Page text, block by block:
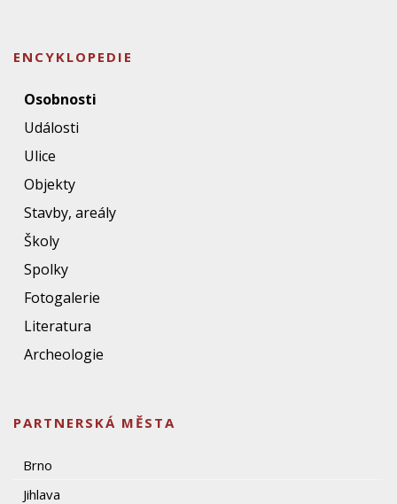
ENCYKLOPEDIE
Osobnosti
Události
Ulice
Objekty
Stavby, areály
Školy
Spolky
Fotogalerie
Literatura
Archeologie
PARTNERSKÁ MĚSTA
Brno
Jihlava